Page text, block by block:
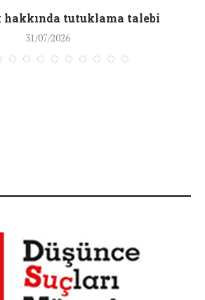
hakkında tutuklama talebi
31/07/2026